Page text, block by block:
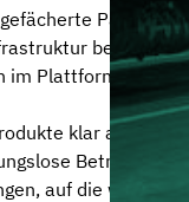
Palette
bestens
Plattform- und
klar auf den
Betrieb
auf die wir uns